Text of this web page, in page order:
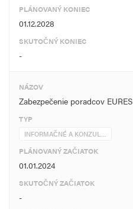
PLÁNOVANÝ KONIEC
01.12.2028
SKUTOČNÝ KONIEC
-
NÁZOV
Zabezpečenie poradcov EURES
TYP
INFORMAČNÉ A KONZUL…
PLÁNOVANÝ ZAČIATOK
01.01.2024
SKUTOČNÝ ZAČIATOK
-